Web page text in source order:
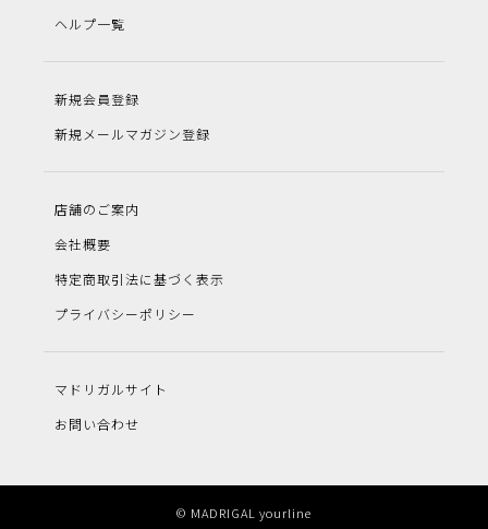
ヘルプ一覧
新規会員登録
新規メールマガジン登録
店舗のご案内
会社概要
特定商取引法に基づく表示
プライバシーポリシー
マドリガルサイト
お問い合わせ
© MADRIGAL yourline